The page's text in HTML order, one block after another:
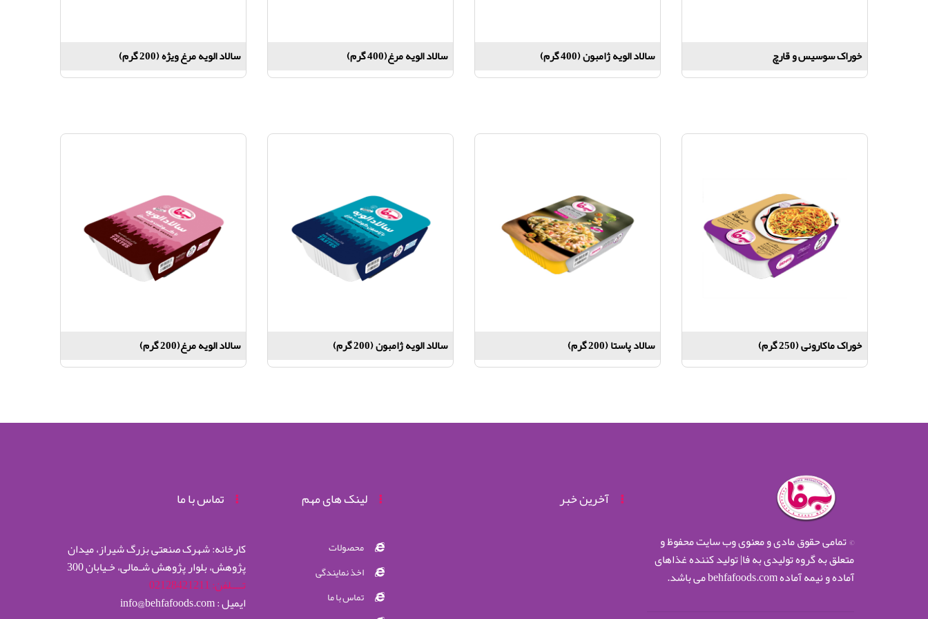
خوراک سوسیس و قارچ سالاد الویه ژامبون (400 گرم) سالاد الویه مرغ(400 گرم) سالاد الویه مرغ ویژه (200 گرم)
خوراک ماکارونی (250 گرم) سالاد پاستا (200 گرم) سالاد الویه ژامبون (200 گرم) سالاد الویه مرغ(200 گرم)
© تمامی حقوق مادی و معنوی وب سایت محفوظ و
متعلق به گروه تولیدی به فا| تولید کننده غذاهای
آماده و نیمه آماده behfafoods.com می باشد.
آخرین خبر لینک های مهم
محصولات
اخذ نمایندگی
تماس با ما
تماس با ما
کارخانه: شهرک صنعتی بزرگ شیراز، میدان
پژوهش، بلوار پژوهش شـمالی، خـیابان 300
تــــلفن: 02128421211
ایمیل : info@behfafoods.com